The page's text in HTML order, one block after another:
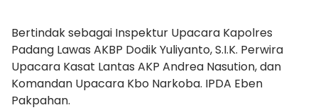
Bertindak sebagai Inspektur Upacara Kapolres
Padang Lawas AKBP Dodik Yuliyanto, S.I.K. Perwira
Upacara Kasat Lantas AKP Andrea Nasution, dan
Komandan Upacara Kbo Narkoba. IPDA Eben
Pakpahan.